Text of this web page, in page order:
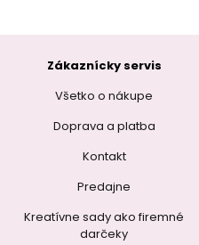
Zákaznícky servis
Všetko o nákupe
Doprava a platba
Kontakt
Predajne
Kreatívne sady ako firemné
darčeky